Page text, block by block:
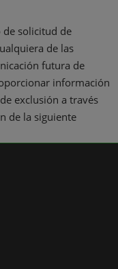
de solicitud de
de las
futura de
información
exclusión a través
de la siguiente